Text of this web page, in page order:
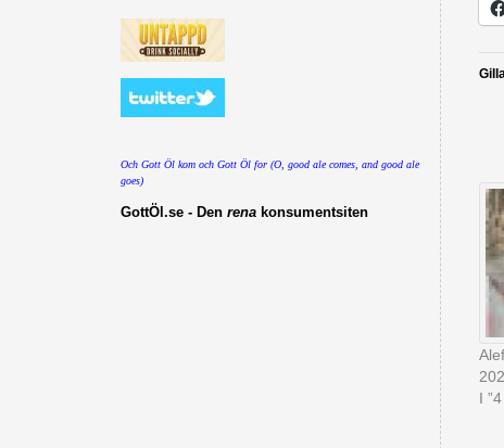
Och Gott Öl kom och Gott Öl for (O, good ale comes, and good ale
goes)
GottÖl.se - Den rena konsumentsiten
I